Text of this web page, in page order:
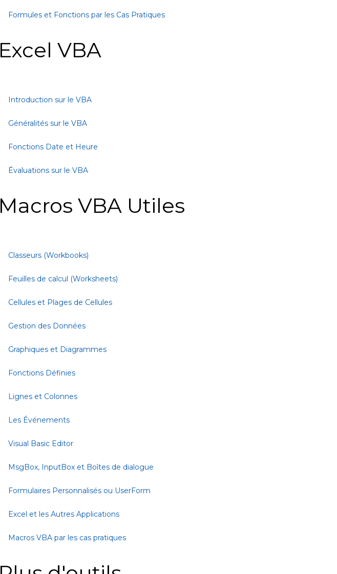
Formules et Fonctions par les Cas Pratiques
Excel VBA
Introduction sur le VBA
Généralités sur le VBA
Fonctions Date et Heure
Évaluations sur le VBA
Macros VBA Utiles
Classeurs (Workbooks)
Feuilles de calcul (Worksheets)
Cellules et Plages de Cellules
Gestion des Données
Graphiques et Diagrammes
Fonctions Définies
Lignes et Colonnes
Les Événements
Visual Basic Editor
MsgBox, InputBox et Boîtes de dialogue
Formulaires Personnalisés ou UserForm
Excel et les Autres Applications
Macros VBA par les cas pratiques